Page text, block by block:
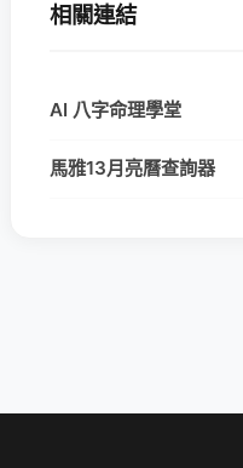
相關連結
AI 八字命理學堂
馬雅13月亮曆查詢器